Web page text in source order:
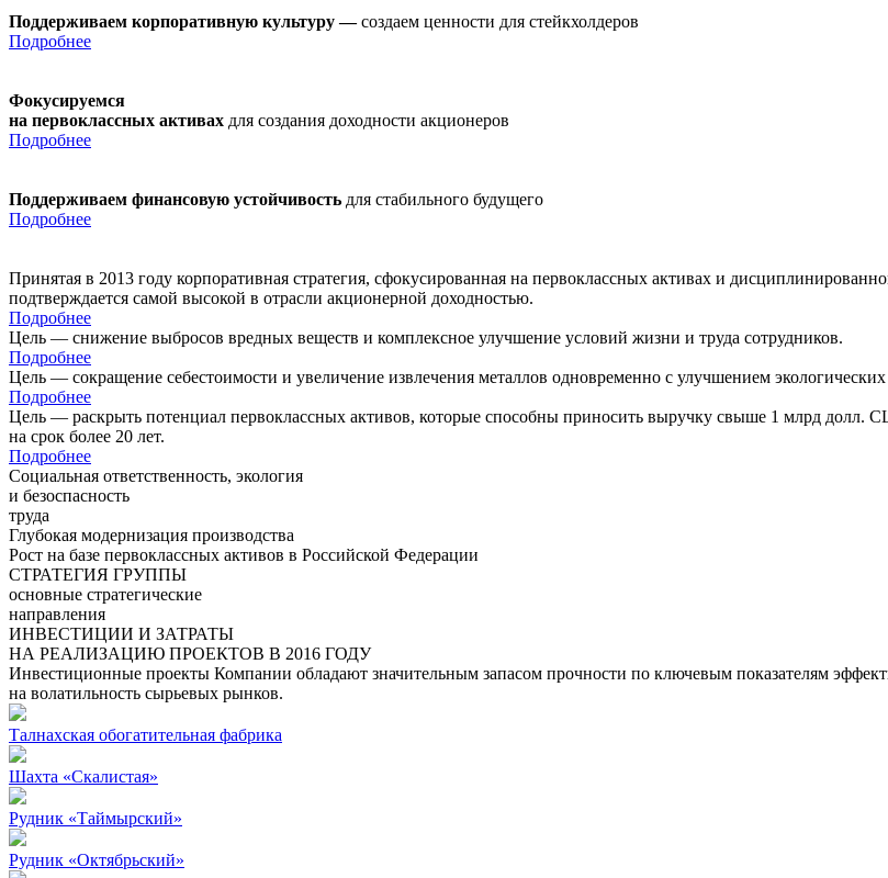
Поддерживаем корпоративную культуру —создаем ценности для стейкхолдеров
Подробнее
Фокусируемся
на первоклассных активах для создания доходности акционеров
Подробнее
Поддерживаем финансовую устойчивость для стабильного будущего
Подробнее
Принятая в 2013 году корпоративная стратегия, сфокусированная на первоклассных активах и
подтверждается самой высокой в отрасли акционерной доходностью.
Подробнее
Цель — снижение выбросов вредных веществ и комплексное улучшение условий жизни и труда сотрудников.
Подробнее
Цель — сокращение себестоимости и увеличение извлечения металлов одновременно с улучшением экологических
Подробнее
Цель — раскрыть потенциал первоклассных активов, которые способны приносить выручку свыше 1 млрд долл.
на срок более 20 лет.
Подробнее
Социальная ответственность, экология
и безоспасность
труда
Глубокая модернизация производства
Рост на базе первоклассных активов в Российской Федерации
СТРАТЕГИЯ ГРУППЫ
основные стратегические
направления
ИНВЕСТИЦИИ И ЗАТРАТЫ
НА РЕАЛИЗАЦИЮ ПРОЕКТОВ В 2016 ГОДУ
Инвестиционные проекты Компании обладают значительным запасом прочности по ключевым показателям
на волатильность сырьевых рынков.
Талнахская обогатительная фабрика
Шахта «Скалистая»
Рудник «Таймырский»
Рудник «Октябрьский»